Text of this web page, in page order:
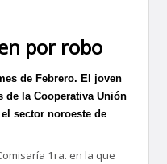
por robo
de Febrero. El joven
de la Cooperativa Unión
sector noroeste de
1ra. en la que